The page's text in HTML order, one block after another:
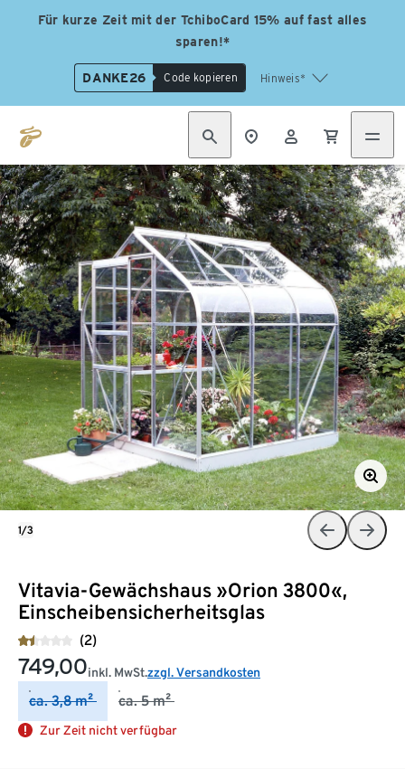
Für kurze Zeit mit der TchiboCard 15% auf fast alles
sparen!*
DANKE26 Code kopieren Hinweis*
Vitavia-Gewächshaus »Orion 3800«,
Einscheibensicherheitsglas
(2)
749,00inkl. MwSt.zzgl. Versandkosten
ca. 3,8 m² ca. 5 m²
Zur Zeit nicht verfügbar
1/3